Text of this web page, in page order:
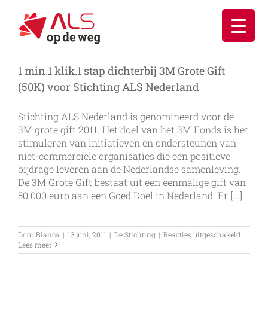
inhoud
1 min.1 klik.1 stap dichterbij 3M Grote Gift
(50K) voor Stichting ALS Nederland
Stichting ALS Nederland is genomineerd voor de
3M grote gift 2011. Het doel van het 3M Fonds is het
stimuleren van initiatieven en ondersteunen van
niet-commerciële organisaties die een positieve
bijdrage leveren aan de Nederlandse samenleving.
De 3M Grote Gift bestaat uit een eenmalige gift van
50.000 euro aan een Goed Doel in Nederland. Er [...]
DoorBianca | 13 juni, 2011 | De Stichting | Reacties uitgeschakeld
min.1
Lees meer